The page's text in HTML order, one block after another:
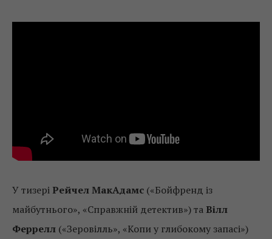
У тизері Рейчел МакАдамс («Бойфренд із
майбутнього», «Справжній детектив») та Вілл
Феррелл («Зеровілль», «Копи у глибокому запасі»)